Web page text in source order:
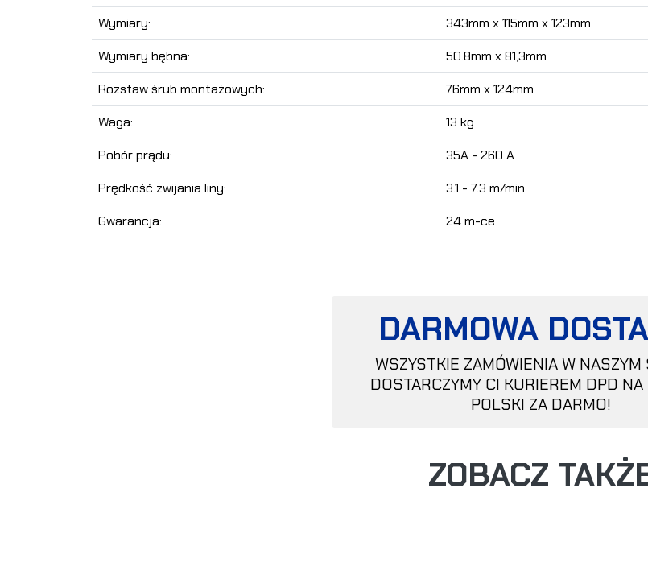
Wymiary:
343mm x 115mm x 123mm
Wymiary bębna:
50.8mm x 81,3mm
Rozstaw śrub montażowych:
76mm x 124mm
Waga:
13 kg
Pobór prądu:
35A - 260 A
Prędkość zwijania liny:
3.1 - 7.3 m/min
Gwarancja:
24 m-ce
DARMOWA
WSZYSTKIE ZAMÓWIENIA W NASZYM
DOSTARCZYMY CI KURIEREM DPD
POLSKI ZA DARMO!
ZOBACZ